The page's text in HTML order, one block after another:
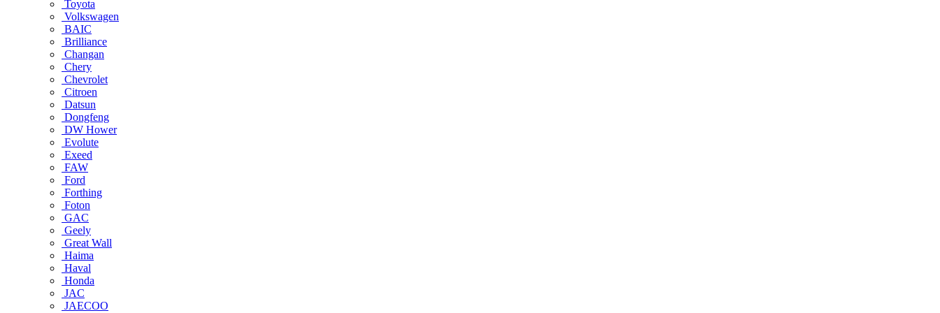
Toyota
Volkswagen
BAIC
Brilliance
Changan
Chery
Chevrolet
Citroen
Datsun
Dongfeng
DW Hower
Evolute
Exeed
FAW
Ford
Forthing
Foton
GAC
Geely
Great Wall
Haima
Haval
Honda
JAC
JAECOO